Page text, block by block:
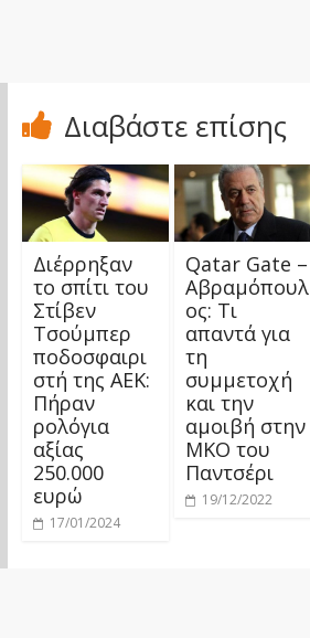
Διαβάστε επίσης
Διέρρηξαν
το σπίτι του
Στίβεν
Τσούμπερ
ποδοσφαιρι
στή της ΑΕΚ:
Πήραν
ρολόγια
αξίας
250.000
ευρώ
17/01/2024
Qatar Gate –
Αβραμόπουλ
ος: Τι
απαντά για
τη
συμμετοχή
και την
αμοιβή στην
ΜΚΟ του
Παντσέρι
19/12/2022